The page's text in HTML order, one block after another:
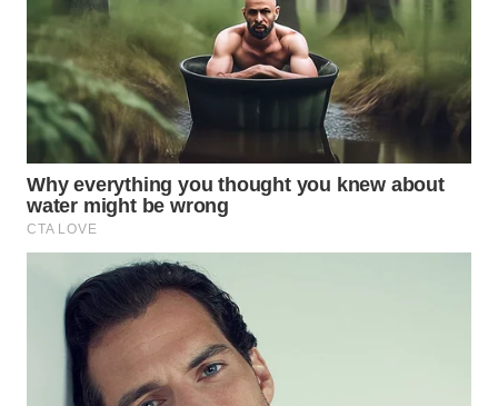
TANGERANG
WN
BINJAI
WN
CIREBON
WN
INDRAMAYU
WN
KUNINGAN
WN